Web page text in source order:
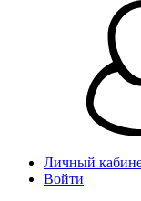
Личный
Войти